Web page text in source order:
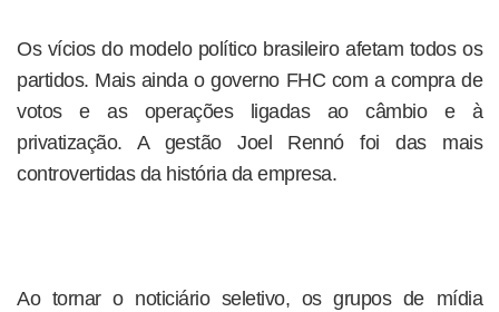
Os vícios do modelo político brasileiro afetam todos os
partidos. Mais ainda o governo FHC com a compra de
votos e as operações ligadas ao câmbio e à
privatização. A gestão Joel Rennó foi das mais
controvertidas da história da empresa.
Ao tornar o noticiário seletivo, os grupos de mídia